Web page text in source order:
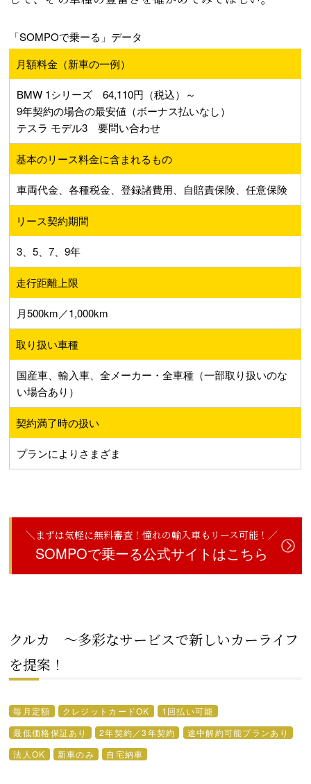
「SOMPOで乗ーる」データ
月額料金（新車の一例）
BMW 1シリーズ 64,110円（税込）～
9年契約の場合の最安値（ボーナス払いなし）
テスラ モデル3 要問い合わせ
基本のリース料金に含まれるもの
車両代金、各種税金、登録諸費用、自賠責保険、任意保険
リース契約期間
3、5、7、9年
走行距離上限
月500km／1,000km
取り扱い車種
国産車、輸入車、全メーカー・全車種（一部取り扱いのな
い場合あり）
契約満了時の扱い
プランによりさまざま
＼まずは気軽に無料審査！憧れの輸入車もリース可能！／
SOMPOで乗ーる公式サイトはこちら
クルカ ～多彩なサービスで新しいカーライフ
を提案！
毎月定額 クレジットカードOK
1回払い可能
最低価格保証あり
2年契約／3年契約
途中解約可能プランあり
法人OK
新車のみ 自宅納車